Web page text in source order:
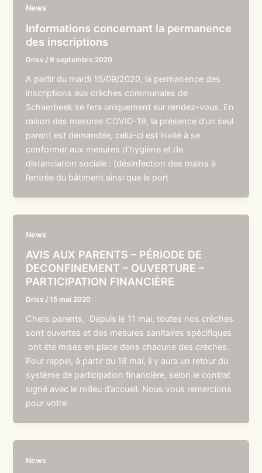
News
Informations concernant la permanence
des inscriptions
Driss / 9 septembre 2020
A partir du mardi 15/09/2020, la permanence des
inscriptions aux crèches communales de
Schaerbeek se fera uniquement sur rendez-vous. En
raison des mesures COVID-19, la présence d’un seul
parent est demandée, celui-ci est invité à se
conformer aux mesures d’hygiène et de
distanciation sociale : (désinfection des mains à
l’entrée du bâtiment ainsi que le port
News
AVIS AUX PARENTS – PÉRIODE DE
DECONFINEMENT – OUVERTURE –
PARTICIPATION FINANCIÈRE
Driss /15 mai 2020
Chers parents, Depuis le 11 mai, toutes nos crèches
sont ouvertes et des mesures sanitaires spécifiques
ont été mises en place dans chacune des crèches.
Pour rappel, à partir du 18 mai, il y aura un retour du
système de participation financière, selon le contrat
signé avec le milieu d’accueil. Nous vous remercions
pour votre
News